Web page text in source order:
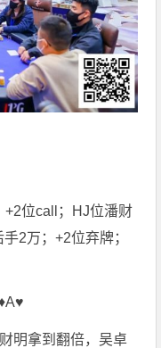
+2位call；HJ位潘财
2万；+2位弃牌；
明拿到翻倍，吴卓